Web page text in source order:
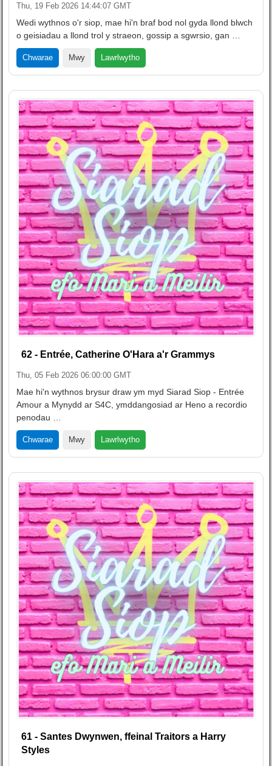
Thu, 19 Feb 2026 14:44:07 GMT
Wedi wythnos o'r siop, mae hi'n braf bod nol gyda llond blwch
o geisiadau a llond trol y straeon, gossip a sgwrsio, gan …
Chwarae Mwy Lawrlwytho
62 - Entrée, Catherine O'Hara a'r Grammys
Thu, 05 Feb 2026 06:00:00 GMT
Mae hi'n wythnos brysur draw ym myd Siarad Siop - Entrée
Amour a Mynydd ar S4C, ymddangosiad ar Heno a recordio
penodau …
Chwarae Mwy Lawrlwytho
61 - Santes Dwynwen, ffeinal Traitors a Harry
Styles